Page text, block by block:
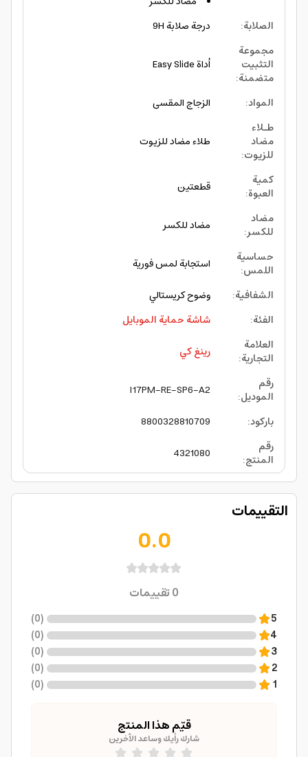
الصلابة:
درجة صلابة 9H
مجموعة
التثبيت
متضمنة:
أداة Easy Slide
المواد:
الزجاج المقسى
طـلاء
مضاد
للزيوت:
طلاء مضاد للزيوت
كمية
العبوة:
قطعتين
مضاد
للكسر:
مضاد للكسر
حساسية
اللمس:
استجابة لمس فورية
الشفافية:
وضوح كريستالي
الفئة:
شاشة حماية الموبايل
العلامة
التجارية:
رينغ كي
رقم
الموديل:
I17PM-RE-SP6-A2
باركود:
8800328810709
رقم
المنتج:
4321080
التقييمات
0.0
0تقييمات
5
(
0
)
4
(
0
)
3
(
0
)
2
(
0
)
1
(
0
)
قيّم هذا المنتج
شارك رأيك وساعد الآخرين